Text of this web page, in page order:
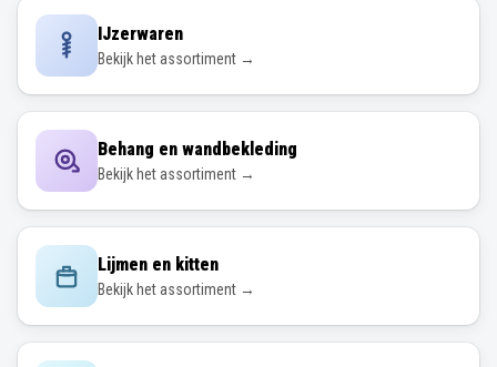
IJzerwaren
Bekijk het assortiment →
Behang en wandbekleding
Bekijk het assortiment →
Lijmen en kitten
Bekijk het assortiment →